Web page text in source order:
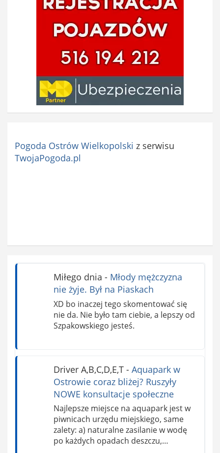
Pogoda Ostrów Wielkopolski z serwisu
TwojaPogoda.pl
Miłego dnia - Młody mężczyzna
nie żyje. Był na Piaskach
XD bo inaczej tego skomentować się
nie da. Nie było tam ciebie, a lepszy od
Szpakowskiego jesteś.
Driver A,B,C,D,E,T- Aquapark w
Ostrowie coraz bliżej? Ruszyły
NOWE konsultacje społeczne
Najlepsze miejsce na aquapark jest w
piwnicach urzędu miejskiego, same
zalety: a) naturalne zasilanie w wodę
po każdych opadach deszczu,…